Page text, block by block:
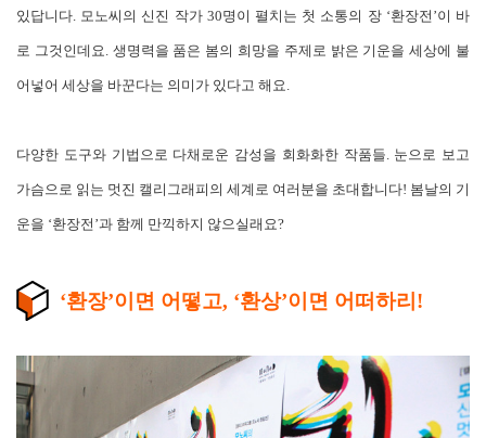
있답니다. 모노씨의 신진 작가 30명이 펼치는 첫 소통의 장 ‘환장전’이 바
로 그것인데요. 생명력을 품은 봄의 희망을 주제로 밝은 기운을 세상에 불
어넣어 세상을 바꾼다는 의미가 있다고 해요.
다양한 도구와 기법으로 다채로운 감성을 회화화한 작품들. 눈으로 보고
가슴으로 읽는 멋진 캘리그래피의 세계로 여러분을 초대합니다! 봄날의 기
운을 ‘환장전’과 함께 만끽하지 않으실래요?
‘환장’이면 어떻고, ‘환상’이면 어떠하리!